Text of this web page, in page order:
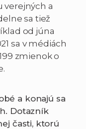
verejných a
sa tiež
od júna
sa v médiách
zmienok o
a konajú sa
Dotazník
časti, ktorú